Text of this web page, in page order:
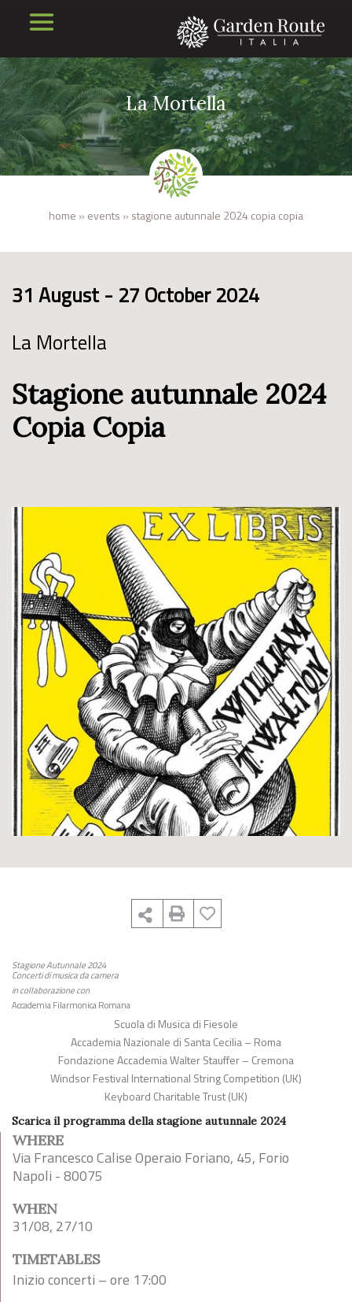
La Mortella
home » events » stagione autunnale 2024 copia copia
31 August - 27 October 2024
La Mortella
Stagione autunnale 2024
Copia Copia
Stagione Autunnale 2024
Concerti di musica da camera
in collaborazione con
Accademia Filarmonica Romana
Scuola di Musica di Fiesole
Accademia Nazionale di Santa Cecilia – Roma
Fondazione Accademia Walter Stauffer – Cremona
Windsor Festival International String Competition (UK)
Keyboard Charitable Trust (UK)
Scarica il programma della stagione autunnale 2024
WHERE
Via Francesco Calise Operaio Foriano, 45, Forio
Napoli - 80075
WHEN
31/08, 27/10
TIMETABLES
Inizio concerti – ore 17:00